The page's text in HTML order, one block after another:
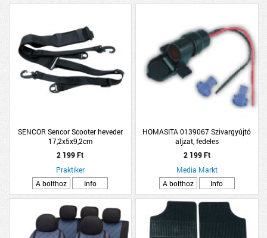
SENCOR Sencor Scooter heveder
17,2x5x9,2cm
2 199 Ft
Praktiker
A bolthoz
Info
HOMASITA 0139067 Szivargyújtó
aljzat, fedeles
2 199 Ft
Media Markt
A bolthoz
Info